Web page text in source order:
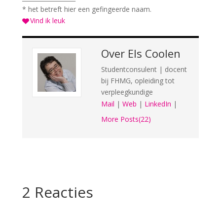
* het betreft hier een gefingeerde naam.
Vind ik leuk
Over Els Coolen
Studentconsulent | docent
bij FHMG, opleiding tot
verpleegkundige
Mail | Web | LinkedIn |
More Posts(22)
2 Reacties